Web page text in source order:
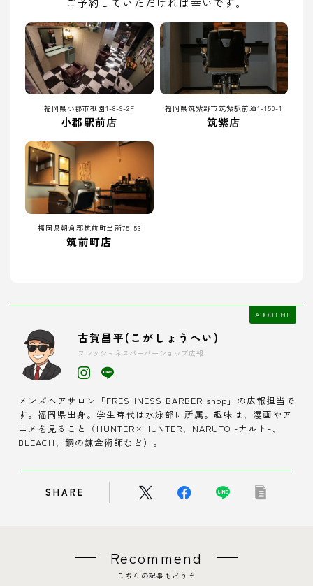
福岡県小郡市祇園1-8-9-2F
小郡駅前店
福岡県筑紫野市筑紫駅前通1-150-1
筑紫店
福岡県朝倉郡筑前町当所75-53
筑前町店
ABOUT ME
古賀昌平(こがしょうへい)
フレッシュネスバーバーショップ広報
メンズヘアサロン「FRESHNESS BARBER shop」の広報担当で
す。福岡県出身。学生時代は水泳部に所属。趣味は、漫画やア
ニメを見ること（HUNTER×HUNTER、NARUTO -ナルト-、
BLEACH、鋼の錬金術師など）。
SHARE
Recommend
こちらの記事もどうぞ